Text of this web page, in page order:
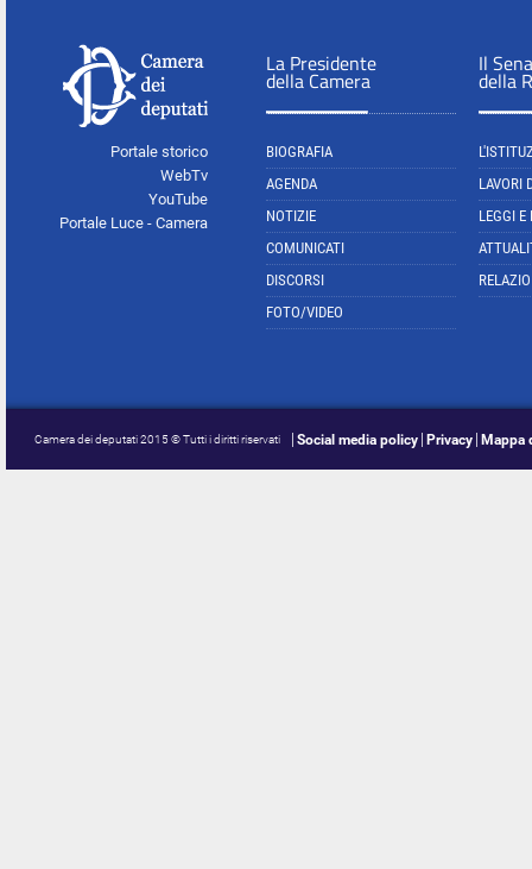
Portale storico
WebTv
YouTube
Portale Luce - Camera
La Presidente
della Camera
BIOGRAFIA
AGENDA
NOTIZIE
COMUNICATI
DISCORSI
FOTO/VIDEO
Il
della
LAVORI
LEGGI E
Camera dei deputati 2015 © Tutti i diritti riservati Social media policy Privacy Mappa